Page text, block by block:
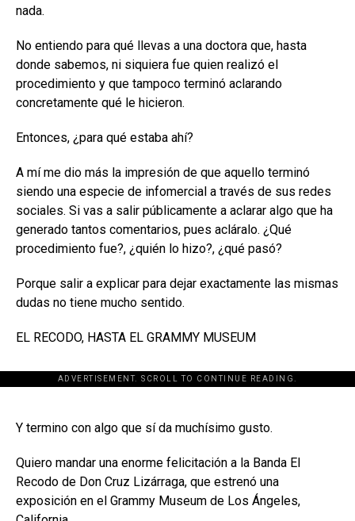
nada.
No entiendo para qué llevas a una doctora que, hasta
donde sabemos, ni siquiera fue quien realizó el
procedimiento y que tampoco terminó aclarando
concretamente qué le hicieron.
Entonces, ¿para qué estaba ahí?
A mí me dio más la impresión de que aquello terminó
siendo una especie de infomercial a través de sus redes
sociales. Si vas a salir públicamente a aclarar algo que ha
generado tantos comentarios, pues acláralo. ¿Qué
procedimiento fue?, ¿quién lo hizo?, ¿qué pasó?
Porque salir a explicar para dejar exactamente las mismas
dudas no tiene mucho sentido.
EL RECODO, HASTA EL GRAMMY MUSEUM
ADVERTISEMENT. SCROLL TO CONTINUE READING.
[adsforwp id="243463"]
Y termino con algo que sí da muchísimo gusto.
Quiero mandar una enorme felicitación a la Banda El
Recodo de Don Cruz Lizárraga, que estrenó una
exposición en el Grammy Museum de Los Ángeles,